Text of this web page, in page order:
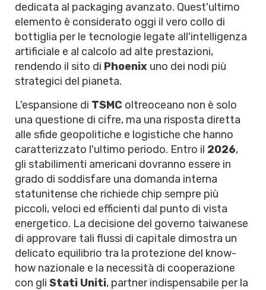
dedicata al packaging avanzato. Quest'ultimo
elemento è considerato oggi il vero collo di
bottiglia per le tecnologie legate all'intelligenza
artificiale e al calcolo ad alte prestazioni,
rendendo il sito di Phoenix uno dei nodi più
strategici del pianeta.
L'espansione di TSMC oltreoceano non è solo
una questione di cifre, ma una risposta diretta
alle sfide geopolitiche e logistiche che hanno
caratterizzato l'ultimo periodo. Entro il 2026,
gli stabilimenti americani dovranno essere in
grado di soddisfare una domanda interna
statunitense che richiede chip sempre più
piccoli, veloci ed efficienti dal punto di vista
energetico. La decisione del governo taiwanese
di approvare tali flussi di capitale dimostra un
delicato equilibrio tra la protezione del know-
how nazionale e la necessità di cooperazione
con gli Stati Uniti, partner indispensabile per la